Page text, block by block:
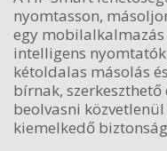
nyomtasson,
egy mobilalkalmazás
intelligens
kétoldalas másolás
bírnak,
beolvasni
kiemelkedő